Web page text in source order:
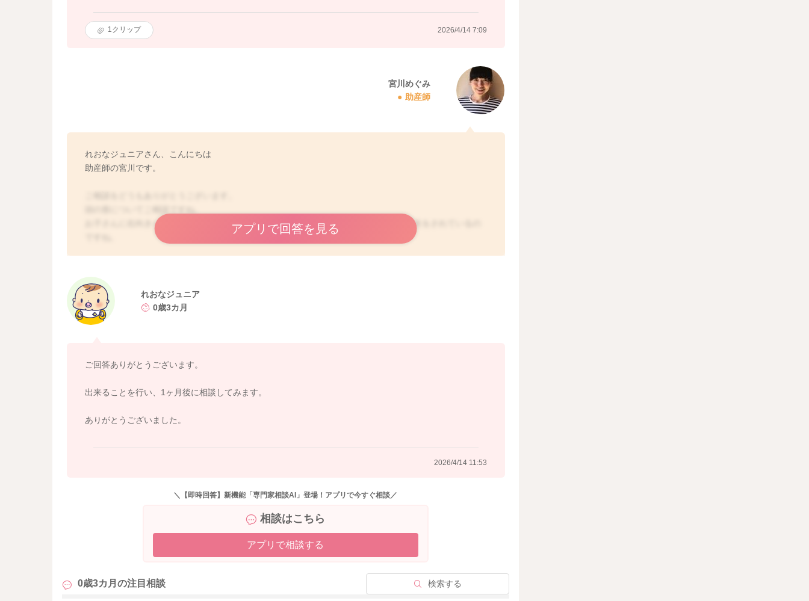
1クリップ 2026/4/14 7:09
宮川めぐみ
助産師
れおなジュニアさん、こんにちは
助産師の宮川です。
お子さんに右向きへの向き癖があるということで、寝かせ方や枕の使用をされたりと工夫をされているの
しかしまだ改善できるというお話もあるということで、どのように進めていくと良いかとお困りだと思い
ます。
引き続き書かれていたように寝かせてあげる時の向きに気を付けていただき、タミータイムの時間、抱っ
頭の骨が柔らかいうちに治療を開始されるといいとされます。
3ヶ月後からは治療を開始されることも多いかと思いますので、治療を開始されるのであれば、この数ヶ月
実際にお子さんの頭に触れたり、お子さんの動きを見ている先生に、ご確認いただけたらと思います。
せっかくご相談くださっているのに、大変申し訳ありません。
どうぞよろしくします。
アプリで回答を見る
れおなジュニア
0歳3カ月
ご回答ありがとうございます。
出来ることを行い、1ヶ月後に相談してみます。
ありがとうございました。
2026/4/14 11:53
＼【即時回答】新機能「専門家相談AI」登場！アプリで今すぐ相談／
相談はこちら
アプリで相談する
0歳3カ月の注目相談 検索する